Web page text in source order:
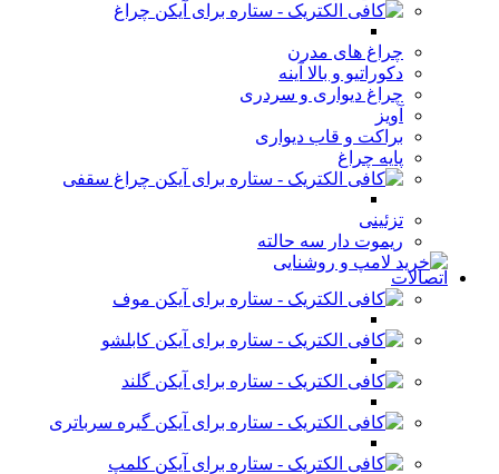
چراغ
چراغ های مدرن
دکوراتیو و بالا آینه
چراغ دیواری و سردری
آویز
براکت و قاب دیواری
پایه چراغ
چراغ سقفی
تزئینی
ریموت دار سه حالته
اتصالات
موف
کابلشو
گلند
گیره سرباتری
کلمپ